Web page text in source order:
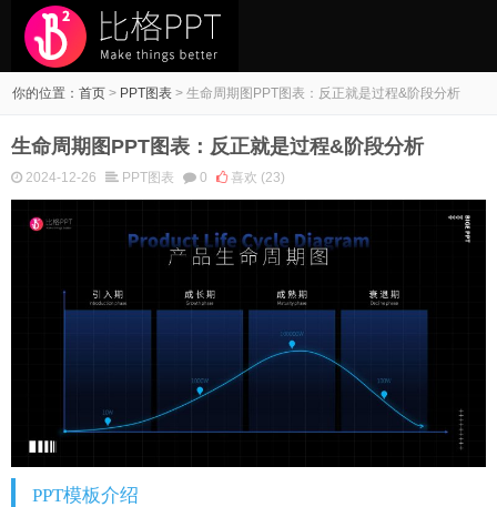
你的位置：首页 > PPT图表 > 生命周期图PPT图表：反正就是过程&阶段分析
生命周期图PPT图表：反正就是过程&阶段分析
2024-12-26 PPT图表 0 喜欢 (23)
PPT模板介绍